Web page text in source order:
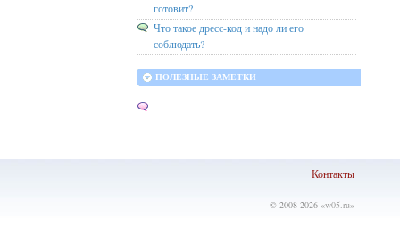
готовит?
Что такое дресс-код и надо ли его
соблюдать?
ПОЛЕЗНЫЕ ЗАМЕТКИ
Контакты
© 2008-2026 «w05.ru»